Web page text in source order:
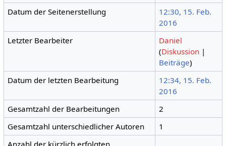
Datum der Seitenerstellung
12:30, 15. Feb.
2016
Letzter Bearbeiter
Daniel
(Diskussion |
Beiträge)
Datum der letzten Bearbeitung
12:34, 15. Feb.
2016
Gesamtzahl der Bearbeitungen
2
Gesamtzahl unterschiedlicher Autoren
1